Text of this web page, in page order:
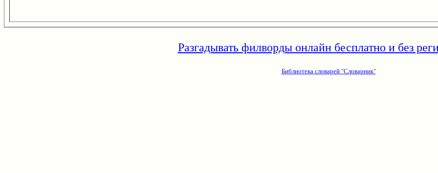
Разгадывать филворды онлайн бесплатно и без
Библиотека словарей "Словарник"